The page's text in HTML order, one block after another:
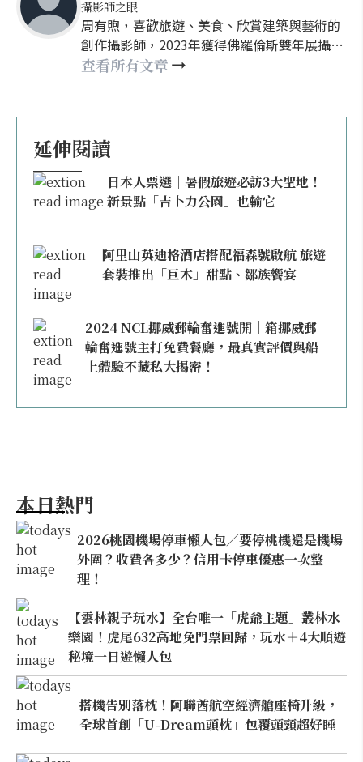
攝影師之眼
周有煦，喜歡旅遊、美食、欣賞建築與藝術的
創作攝影師，2023年獲得佛羅倫斯雙年展攝影
類主席特別提及獎，現任欣講堂、Sony數位教
IPA、Px3等國際攝影大賽多次獎項，自稱時空
的旅人，目前在地球擔任接待中。
查看所有文章
延伸閱讀
日本人票選｜暑假旅遊必訪3大聖地！
新景點「吉卜力公園」也輸它
阿里山英迪格酒店搭配福森號啟航 旅遊
套裝推出「巨木」甜點、鄒族饗宴
2024 NCL挪威郵輪奮進號開｜箱挪威郵
輪奮進號主打免費餐廳，最真實評價與船
上體驗不藏私大揭密！
本日熱門
2026桃園機場停車懶人包／要停桃機還是機場
外圍？收費各多少？信用卡停車優惠一次整
理！
【雲林親子玩水】全台唯一「虎爺主題」叢林水
樂園！虎尾632高地免門票回歸，玩水＋4大順遊
秘境一日遊懶人包
搭機告別落枕！阿聯酋航空經濟艙座椅升級，
全球首創「U-Dream頭枕」包覆頭頸超好睡